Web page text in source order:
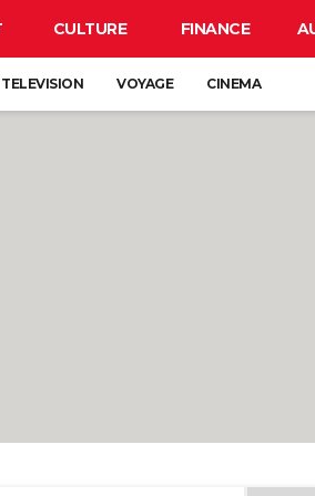
CULTURE FINANCE
TELEVISION VOYAGE CINEMA